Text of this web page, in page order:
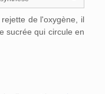
de l'oxygène, il
sucrée qui circule en